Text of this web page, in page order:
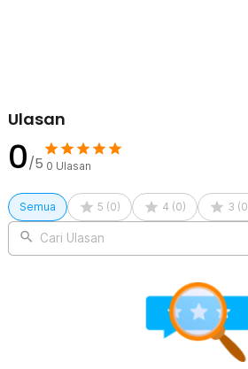
Ulasan
0/5 0 Ulasan
Semua 5 (0) 4 (0) 3 (0
Cari Ulasan